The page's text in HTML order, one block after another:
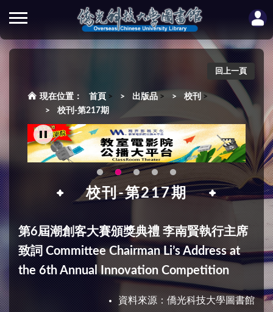
回上一頁
首頁 > 出版品 > 校刊 >
校刊-第217期
校刊-第217期
第6屆潮創客大賽頒獎典禮 李南賢執行主席
致詞 Committee Chairman Li’s Address at
the 6th Annual Innovation Competition
資料來源： 僑光科技大學圖書館